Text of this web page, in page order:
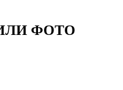
ФОТО